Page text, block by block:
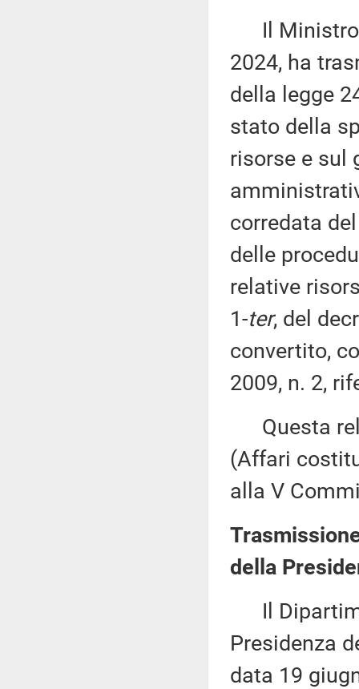
Il Ministro
2024, ha
della legge
stato della
risorse e sul
corredata
delle
relative
1-ter, del
convertito,
2009, n. 2,
Questa
(Affari
alla V
della
Il
Presidenza
data 19